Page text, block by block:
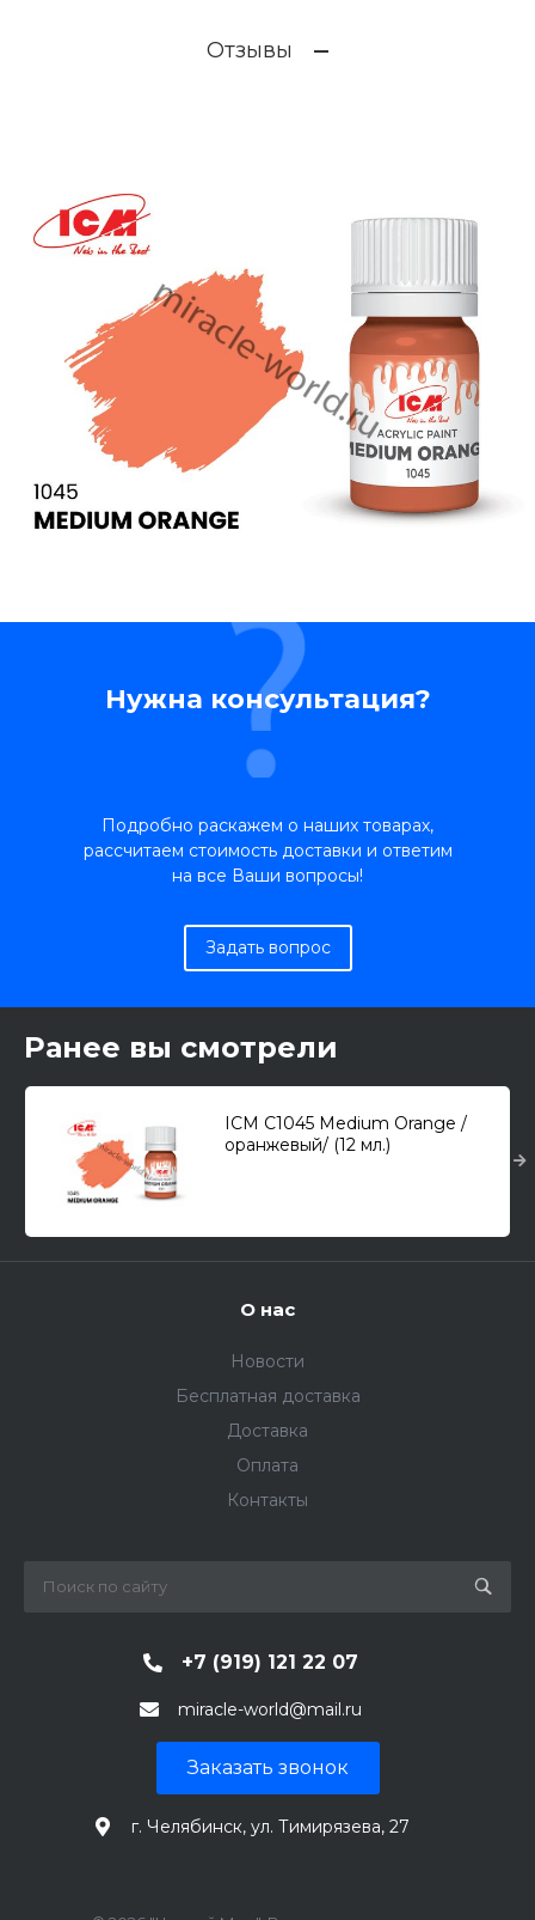
Отзывы
Нужна консультация?
Подробно раскажем о наших товарах,
рассчитаем стоимость доставки и ответим
на все Ваши вопросы!
Задать вопрос
Ранее вы смотрели
ICM C1045 Medium Orange /
оранжевый/ (12 мл.)
О нас
Новости
Бесплатная доставка
Доставка
Оплата
Контакты
+7 (919) 121 22 07
miracle-world@mail.ru
Заказать звонок
г. Челябинск, ул. Тимирязева, 27